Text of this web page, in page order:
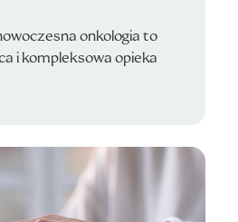
onkologia to
i kompleksowa opieka